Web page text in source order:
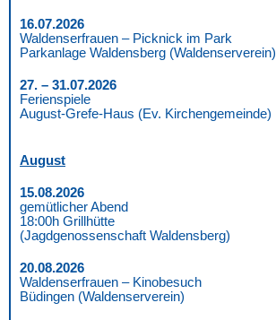
16.07.2026
Waldenserfrauen – Picknick im Park
Parkanlage Waldensberg (Waldenserverein)
27. – 31.07.2026
Ferienspiele
August-Grefe-Haus (Ev. Kirchengemeinde)
August
15.08.2026
gemütlicher Abend
18:00h Grillhütte
(Jagdgenossenschaft Waldensberg)
20.08.2026
Waldenserfrauen – Kinobesuch
Büdingen (Waldenserverein)